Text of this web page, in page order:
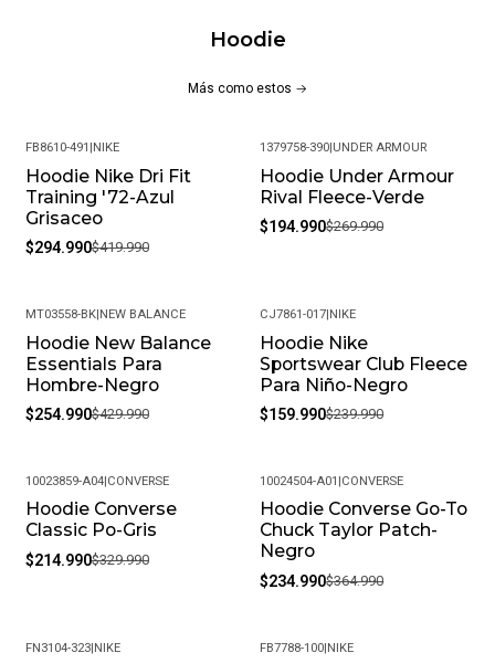
Tela de rizo francés
Cordón interno
Terminación de mangas acanaladas
Cintura acanalada
Bolsillos frontales tipo canguro
Logo New Balance estampado
Peso del paquete: 1 kg
Modelo: MT03558-AG
Garantía: Por defectos de fábrica
Condición: Nuevo
SKU: MT03558-AG_S
Hoodie
Más como estos
-30%
FB8610-491 |NIKE
Hoodie Nike Dri Fit
Training '72-Azul
Grisaceo
$294.990$419.990
-28%
1379758-390|UNDER ARMOUR
Hoodie Under Armour
Rival Fleece-Verde
$194.990$269.990
-41%
MT03558-BK|NEW BALANCE
Hoodie New Balance
Essentials Para
Hombre-Negro
$254.990$429.990
-33%
CJ7861-017|NIKE
Hoodie Nike
Sportswear Club Fleece
Para Niño-Negro
$159.990$239.990
-35%
10023859-A04|CONVERSE
Hoodie Converse
Classic Po-Gris
$214.990$329.990
-36%
10024504-A01 |CONVERSE
Hoodie Converse Go-To
Chuck Taylor Patch-
Negro
$234.990$364.990
FN3104-323|NIKE FB7788-100|NIKE